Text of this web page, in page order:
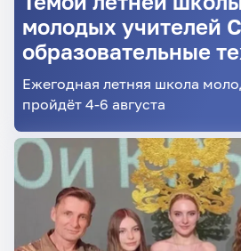
молодых учителей
образовательные
Ежегодная летняя школа
пройдёт 4-6 августа